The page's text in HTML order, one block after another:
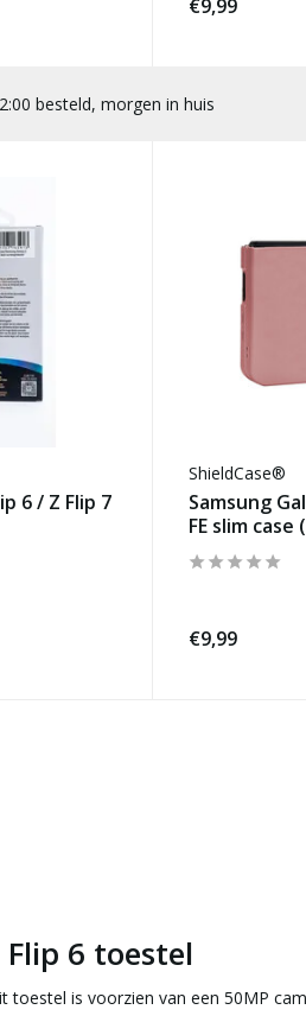
€9,99
dagen bedenktijd
6 / Z Flip 7
ShieldCase®
Samsung
FE slim
€9,99
6 toestel
toestel is voorzien van een 50MP